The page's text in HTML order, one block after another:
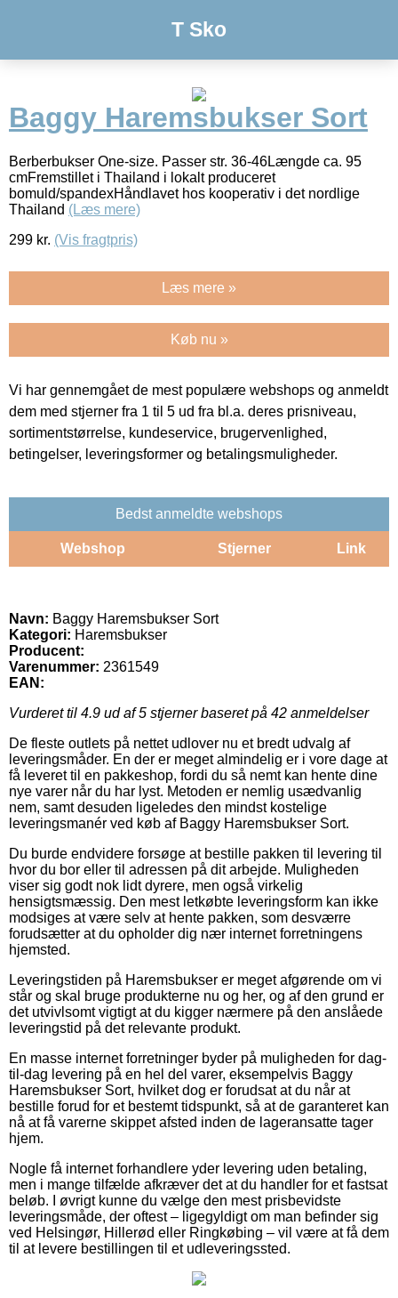
T Sko
Baggy Haremsbukser Sort
Berberbukser One-size. Passer str. 36-46Længde ca. 95
cmFremstillet i Thailand i lokalt produceret
bomuld/spandexHåndlavet hos kooperativ i det nordlige
Thailand (Læs mere)
299 kr. (Vis fragtpris)
Læs mere »
Køb nu »
Vi har gennemgået de mest populære webshops og anmeldt
dem med stjerner fra 1 til 5 ud fra bl.a. deres prisniveau,
sortimentstørrelse, kundeservice, brugervenlighed,
betingelser, leveringsformer og betalingsmuligheder.
Bedst anmeldte webshops
Webshop Stjerner Link
Navn: Baggy Haremsbukser Sort
Kategori: Haremsbukser
Producent:
Varenummer: 2361549
EAN:
Vurderet til 4.9 ud af 5 stjerner baseret på 42 anmeldelser
De fleste outlets på nettet udlover nu et bredt udvalg af
leveringsmåder. En der er meget almindelig er i vore dage at
få leveret til en pakkeshop, fordi du så nemt kan hente dine
nye varer når du har lyst. Metoden er nemlig usædvanlig
nem, samt desuden ligeledes den mindst kostelige
leveringsmanér ved køb af Baggy Haremsbukser Sort.
Du burde endvidere forsøge at bestille pakken til levering til
hvor du bor eller til adressen på dit arbejde. Muligheden
viser sig godt nok lidt dyrere, men også virkelig
hensigtsmæssig. Den mest letkøbte leveringsform kan ikke
modsiges at være selv at hente pakken, som desværre
forudsætter at du opholder dig nær internet forretningens
hjemsted.
Leveringstiden på Haremsbukser er meget afgørende om vi
står og skal bruge produkterne nu og her, og af den grund er
det utvivlsomt vigtigt at du kigger nærmere på den anslåede
leveringstid på det relevante produkt.
En masse internet forretninger byder på muligheden for dag-
til-dag levering på en hel del varer, eksempelvis Baggy
Haremsbukser Sort, hvilket dog er forudsat at du når at
bestille forud for et bestemt tidspunkt, så at de garanteret kan
nå at få varerne skippet afsted inden de lageransatte tager
hjem.
Nogle få internet forhandlere yder levering uden betaling,
men i mange tilfælde afkræver det at du handler for et fastsat
beløb. I øvrigt kunne du vælge den mest prisbevidste
leveringsmåde, der oftest – ligegyldigt om man befinder sig
ved Helsingør, Hillerød eller Ringkøbing – vil være at få dem
til at levere bestillingen til et udleveringssted.